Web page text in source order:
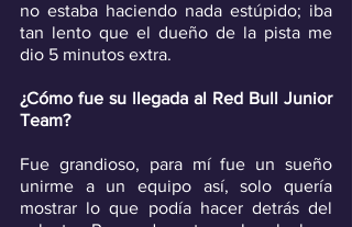
no estaba haciendo nada estúpido; iba
tan lento que el dueño de la pista me
dio 5 minutos extra.
¿Cómo fue su llegada al Red Bull Junior
Team?
Fue grandioso, para mí fue un sueño
unirme a un equipo así, solo quería
mostrar lo que podía hacer detrás del